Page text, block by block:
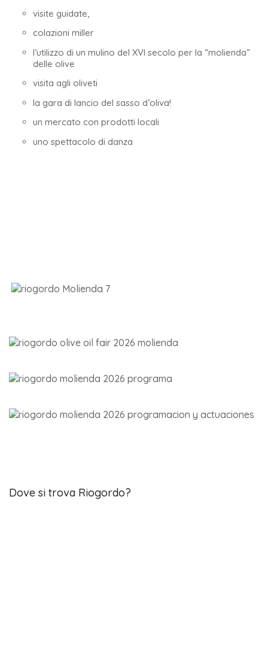
visite guidate,
colazioni miller
l’utilizzo di un mulino del XVI secolo per la “molienda”
delle olive
visita agli oliveti
la gara di lancio del sasso d’oliva!
un mercato con prodotti locali
uno spettacolo di danza
Dove si trova Riogordo?